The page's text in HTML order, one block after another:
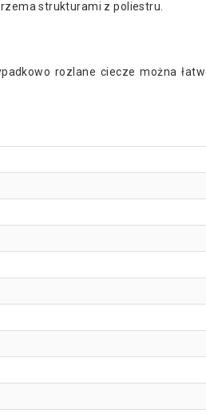
strukturami z poliestru.
rozlane ciecze można